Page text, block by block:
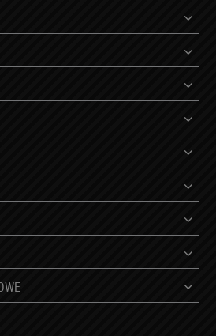
uniemożliwi realizację
podlegały profilowaniu.